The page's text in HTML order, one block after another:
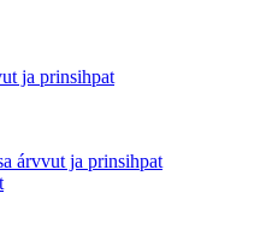
ja prinsihpat
árvvut ja prinsihpat